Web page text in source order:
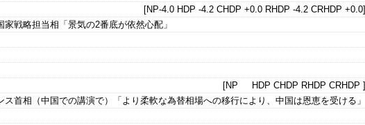
[NP-4.0 HDP -4.2 CHDP +0.0 RHDP -4.2 CRHDP +0.0]
家戦略担当相「景気の2番底が依然心配」
[NP HDP CHDP RHDP CRHDP ]
ス首相（中国での講演で）「より柔軟な為替相場への移行により、中国は恩恵を受ける」